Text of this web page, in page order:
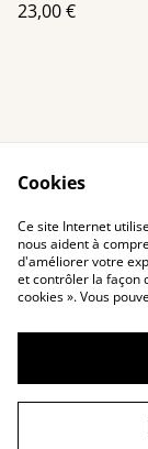
23,00 €
©2026
Cookies
Ce site Internet
nous aident à
d'améliorer votre
et contrôler la façon
cookies ». Vous